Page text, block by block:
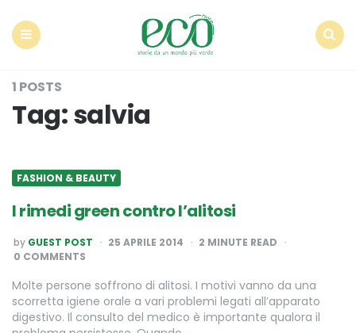
1 POSTS
Tag:salvia
FASHION & BEAUTY
I rimedi green contro l’alitosi
POSTED
BY
by GUEST POST 25 APRILE 2014 2 MINUTE READ
0 COMMENTS
Molte persone soffrono di alitosi. I motivi vanno da una
scorretta igiene orale a vari problemi legati all’apparato
digestivo. Il consulto del medico è importante qualora il